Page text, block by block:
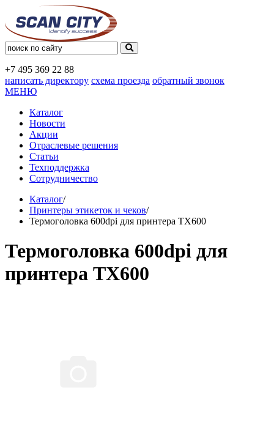
+7 495 369 22 88
написать директору схема проезда обратный звонок
МЕНЮ
Каталог
Новости
Акции
Отраслевые решения
Статьи
Техподдержка
Сотрудничество
Каталог/
Принтеры этикеток и чеков/
Термоголовка 600dpi для принтера TX600
Термоголовка 600dpi для
принтера TX600